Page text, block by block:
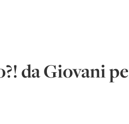
da Giovani